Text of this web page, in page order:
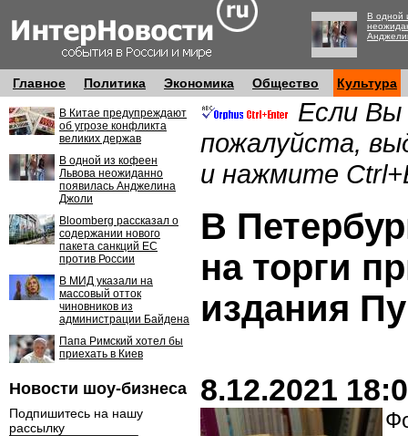
В одной
Главное Политика Экономика Общество Культура
В Китае предупреждают
об угрозе конфликта
великих держав
В одной из кофеен
Львова неожиданно
появилась Анджелина
Джоли
Bloomberg рассказал о
содержании нового
пакета санкций ЕС
против России
В МИД указали на
массовый отток
чиновников из
администрации Байдена
Папа Римский хотел бы
приехать в Киев
Новости шоу-бизнеса
Подпишитесь на нашу
рассылку
Если Вы
пожалуйста,
и нажмите
В
на торги
издания
8.12.2021